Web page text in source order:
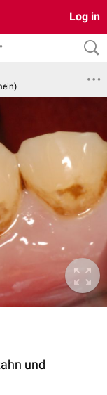
Log in
und